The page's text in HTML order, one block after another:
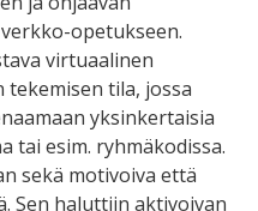
opetukseen.
virtuaalinen
tila, jossa
yksinkertaisia
tai esim. ryhmäkodissa.
sekä motivoiva että
Sen haluttiin aktivoivan